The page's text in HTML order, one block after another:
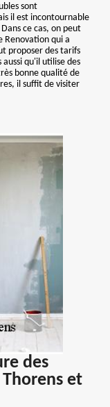
sont
il est incontournable
ce cas, on peut
Renovation qui a
proposer des tarifs
qu'il utilise des
bonne qualité de
il suffit de visiter
des
et